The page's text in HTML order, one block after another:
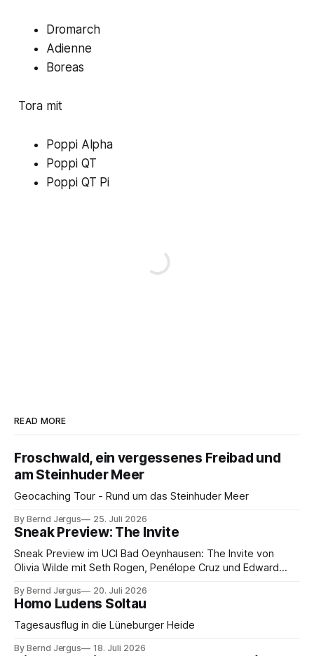
Dromarch
Adienne
Boreas
Tora mit
Poppi Alpha
Poppi QT
Poppi QT Pi
READ MORE
Froschwald, ein vergessenes Freibad und
am Steinhuder Meer
Geocaching Tour - Rund um das Steinhuder Meer
By Bernd Jergus 25. Juli 2026
Sneak Preview: The Invite
Sneak Preview im UCI Bad Oeynhausen: The Invite von
Olivia Wilde mit Seth Rogen, Penélope Cruz und Edward
By Bernd Jergus 20. Juli 2026
Homo Ludens Soltau
Tagesausflug in die Lüneburger Heide
By Bernd Jergus 18. Juli 2026